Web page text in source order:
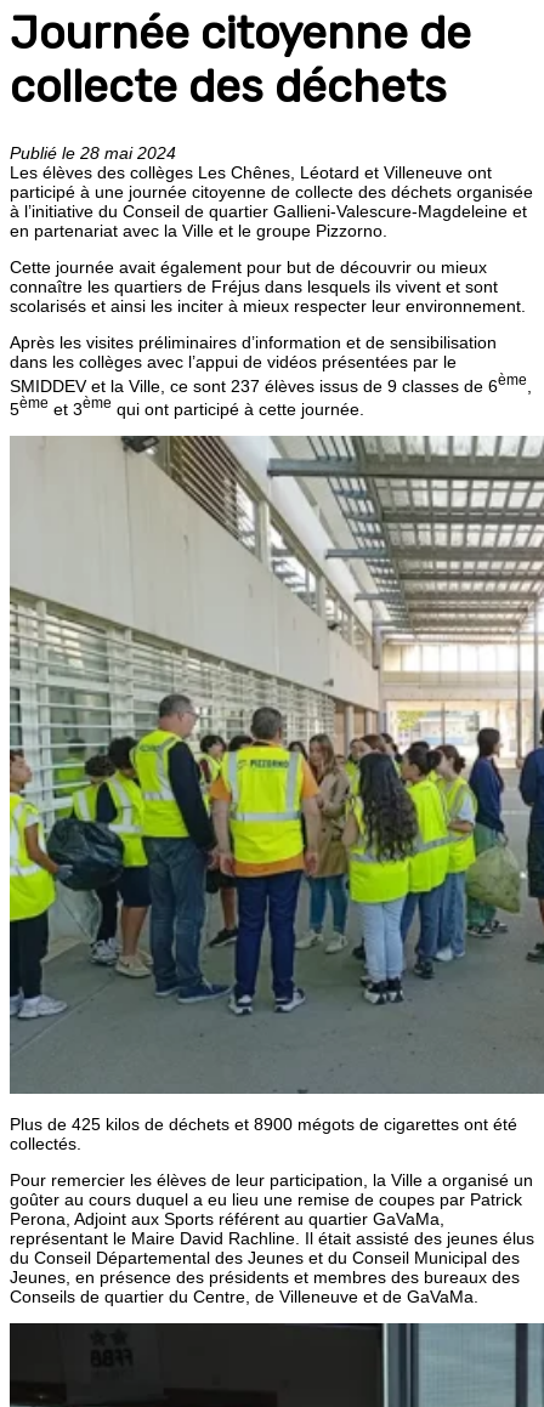
Journée citoyenne de
collecte des déchets
Publié le 28 mai 2024
Les élèves des collèges Les Chênes, Léotard et Villeneuve ont
participé à une journée citoyenne de collecte des déchets organisée
à l’initiative du Conseil de quartier Gallieni-Valescure-Magdeleine et
en partenariat avec la Ville et le groupe Pizzorno.
Cette journée avait également pour but de découvrir ou mieux
connaître les quartiers de Fréjus dans lesquels ils vivent et sont
scolarisés et ainsi les inciter à mieux respecter leur environnement.
Après les visites préliminaires d’information et de sensibilisation
dans les collèges avec l’appui de vidéos présentées par le
SMIDDEV et la Ville, ce sont 237 élèves issus de 9 classes de 6ème
5ème et 3ème qui ont participé à cette journée.
Plus de 425 kilos de déchets et 8900 mégots de cigarettes ont été
collectés.
Pour remercier les élèves de leur participation, la Ville a organisé un
goûter au cours duquel a eu lieu une remise de coupes par Patrick
Perona, Adjoint aux Sports référent au quartier GaVaMa,
représentant le Maire David Rachline. Il était assisté des jeunes élus
du Conseil Départemental des Jeunes et du Conseil Municipal des
Jeunes, en présence des présidents et membres des bureaux des
Conseils de quartier du Centre, de Villeneuve et de GaVaMa.